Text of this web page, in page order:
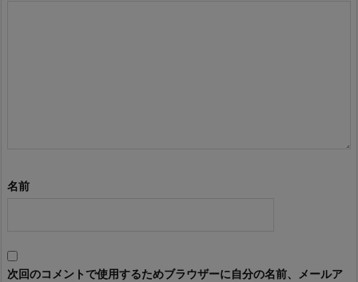
名前
次回のコメントで使用するためブラウザーに自分の名前、メールア